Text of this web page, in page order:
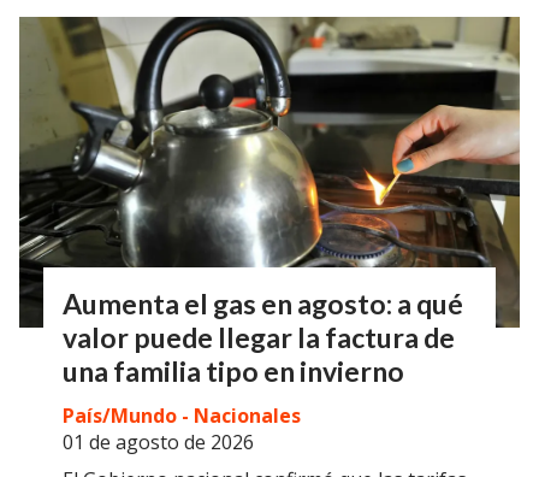
Aumenta el gas en agosto: a qué
valor puede llegar la factura de
una familia tipo en invierno
País/Mundo - Nacionales
01 de agosto de 2026